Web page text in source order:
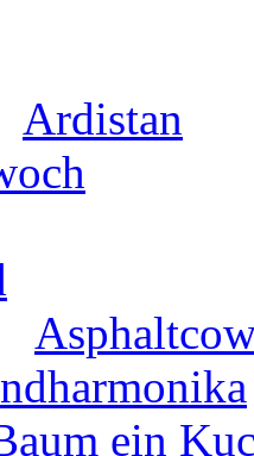
Ardistan
ein